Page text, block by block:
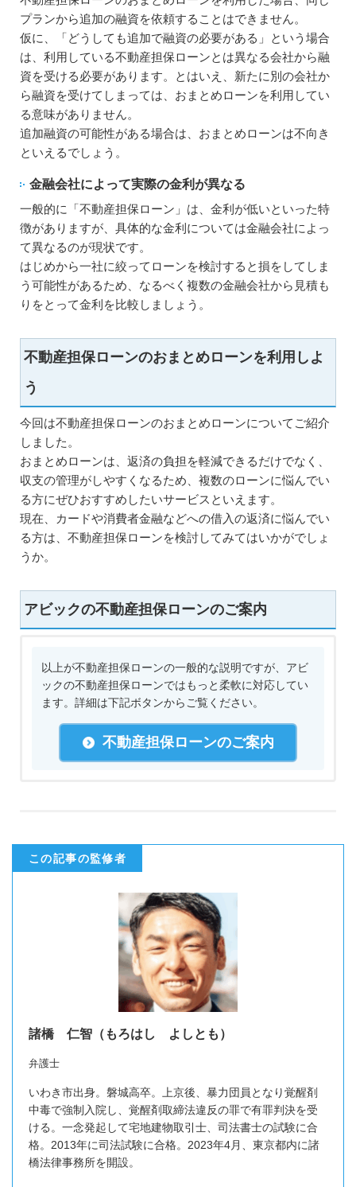
プランから追加の融資を依頼することはできません。
仮に、「どうしても追加で融資の必要がある」という場合
は、利用している不動産担保ローンとは異なる会社から融
資を受ける必要があります。とはいえ、新たに別の会社か
ら融資を受けてしまっては、おまとめローンを利用してい
る意味がありません。
追加融資の可能性がある場合は、おまとめローンは不向き
といえるでしょう。
金融会社によって実際の金利が異なる
一般的に「不動産担保ローン」は、金利が低いといった特
徴がありますが、具体的な金利については金融会社によっ
て異なるのが現状です。
はじめから一社に絞ってローンを検討すると損をしてしま
う可能性があるため、なるべく複数の金融会社から見積も
りをとって金利を比較しましょう。
不動産担保ローンのおまとめローンを利用しよ
う
今回は不動産担保ローンのおまとめローンについてご紹介
しました。
おまとめローンは、返済の負担を軽減できるだけでなく、
収支の管理がしやすくなるため、複数のローンに悩んでい
る方にぜひおすすめしたいサービスといえます。
現在、カードや消費者金融などへの借入の返済に悩んでい
る方は、不動産担保ローンを検討してみてはいかがでしょ
うか。
アビックの不動産担保ローンのご案内
以上が不動産担保ローンの一般的な説明ですが、アビ
ックの不動産担保ローンではもっと柔軟に対応してい
ます。詳細は下記ボタンからご覧ください。
不動産担保ローンのご案内
この記事の監修者
諸橋 仁智（もろはし よしとも）
弁護士
いわき市出身。磐城高卒。上京後、暴力団員となり覚醒剤
中毒で強制入院し、覚醒剤取締法違反の罪で有罪判決を受
ける。一念発起して宅地建物取引士、司法書士の試験に合
格。2013年に司法試験に合格。2023年4月、東京都内に諸
橋法律事務所を開設。